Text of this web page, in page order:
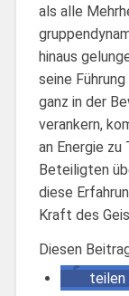
als alle
hinaus
seine
ganz in der
verankern,
an Energie zu
Beteiligten
diese
Kraft des
Diesen
teilen